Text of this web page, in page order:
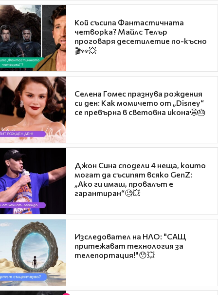
Кой съсипа Фантастичната
четворка? Майлс Телър
проговаря десетилетие по-късно
🎬👀💥
Селена Гомес празнува рождения
си ден: Как момичето от „Disney“
се превърна в световна икона🤩🎂
Джон Сина сподели 4 неща, които
могат да съсипят всяко GenZ:
„Ако ги имаш, провалът е
гарантиран“🧐💥
Изследовател на НЛО: "САЩ
притежават технология за
телепортация!"😯💥